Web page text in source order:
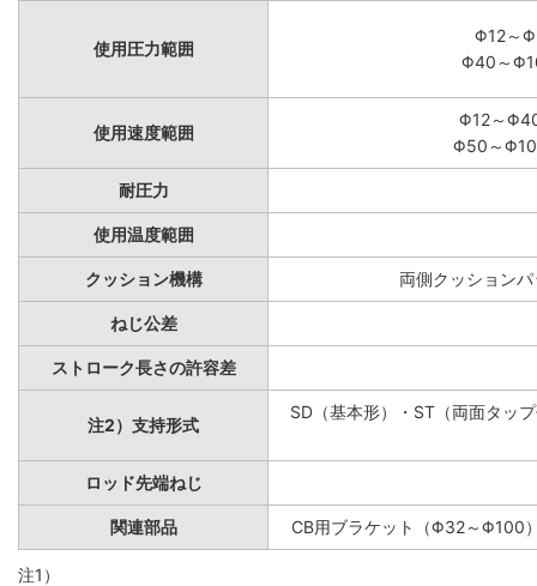
使用圧力範囲
Φ12～
Φ40～
使用速度範囲
Φ12～
Φ50～
耐圧力
使用温度範囲
クッション機構 両側クッション
ねじ公差
ストローク長さの許容差
注2）支持形式
SD（基本形）・ST（両面タッ
ロッド先端ねじ
関連部品 CB用ブラケット（Φ32～Φ100
注1）